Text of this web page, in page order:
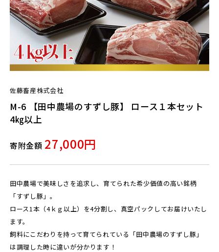
佐藤畜産株式会社
M-6 【田中農場のすずし豚】 ロース１本セット
4㎏以上
寄附金額 27,000円
田中農場で美味しさを追求し、育てられた希少価値の高い銘柄
「すずし豚」。
ロース1本（4ｋｇ以上）を4分割し、真空パックしてお届けいたし
ます。
飼料にこだわりを持って育てられている「田中農場のすずし豚」
は調理した時に違いが分かります！